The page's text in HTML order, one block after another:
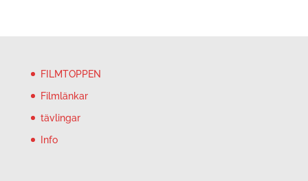
FILMTOPPEN
Filmlänkar
tävlingar
Info